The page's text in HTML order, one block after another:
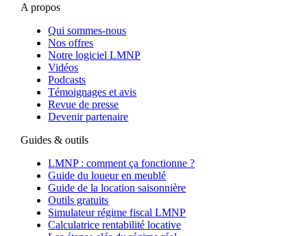
A propos
Qui sommes-nous
Nos offres
Notre logiciel LMNP
Vidéos
Podcasts
Témoignages et avis
Revue de presse
Devenir partenaire
Guides & outils
LMNP : comment ça fonctionne ?
Guide du loueur en meublé
Guide de la location saisonnière
Outils gratuits
Simulateur régime fiscal LMNP
Calculatrice rentabilité locative